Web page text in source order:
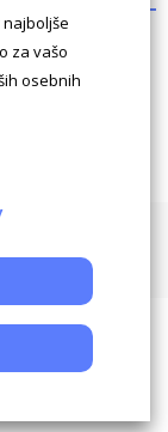
za vašo
osebnih